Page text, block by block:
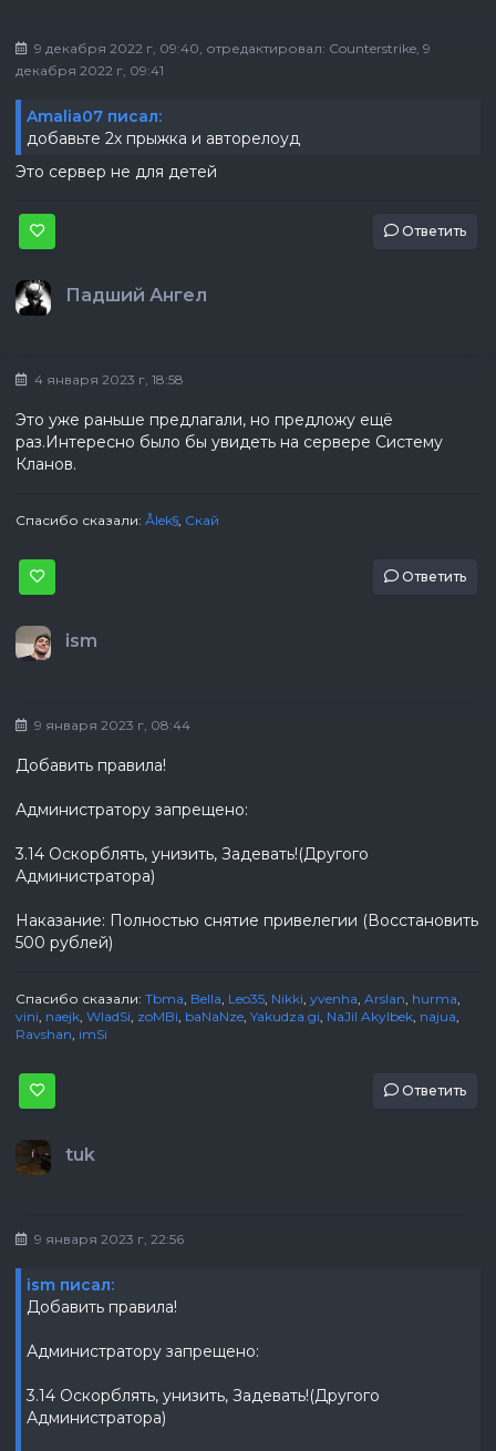
9 декабря 2022 г, 09:40, отредактировал: Counterstrike, 9
декабря 2022 г, 09:41
Amalia07 писал:
добавьте 2х прыжка и авторелоуд
Это сервер не для детей
Ответить
Падший Ангел
4 января 2023 г, 18:58
Это уже раньше предлагали, но предложу ещё
раз.Интересно было бы увидеть на сервере Систему
Кланов.
Спасибо сказали: Ålek§, Скай
Ответить
ism
9 января 2023 г, 08:44
Добавить правила!
Администратору запрещено:
3.14 Оскорблять, унизить, Задевать!(Другого
Администратора)
Наказание: Полностью снятие привелегии (Восстановить
500 рублей)
Спасибо сказали: Tbma, Bella, Leo35, Nikki, yvenha, Arslan, hurma,
vini, naejk, WladSi, zoMBi, baNaNze, Yakudza.gi, NaJil Akylbek, najua,
Ravshan, imSi
Ответить
tuk
9 января 2023 г, 22:56
ism писал:
Добавить правила!
Администратору запрещено:
3.14 Оскорблять, унизить, Задевать!(Другого
Администратора)